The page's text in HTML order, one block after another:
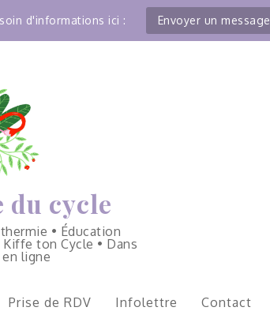
d'informations ici : Envoyer un message
cycle
• Éducation
ton Cycle • Dans
en ligne
Prise de RDV Infolettre Contact